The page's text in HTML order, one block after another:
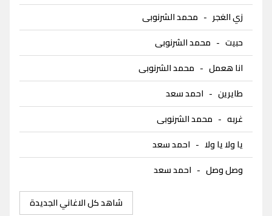
زي الغجر - محمد الشرنوبى
حبيت - محمد الشرنوبى
انا هعمل - محمد الشرنوبى
طايرين - احمد سعد
غربه - محمد الشرنوبى
يا ولا يا ولا - احمد سعد
وصل وصل - احمد سعد
شاهد كل الاغاني الجديدة